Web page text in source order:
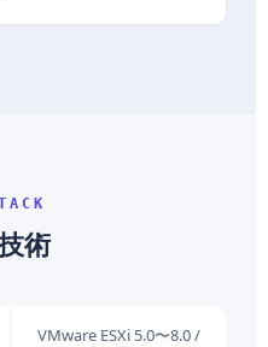
術
VMware ESXi 5.0〜8.0 /